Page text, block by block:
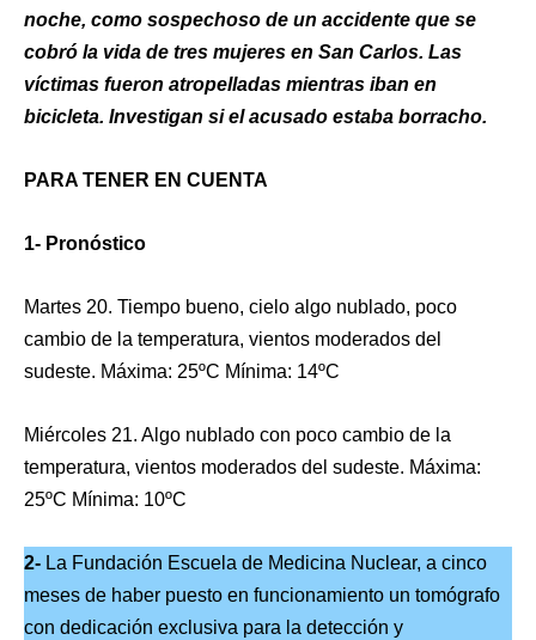
noche, como sospechoso de un accidente que se
cobró la vida de tres mujeres en San Carlos. Las
víctimas fueron atropelladas mientras iban en
bicicleta. Investigan si el acusado estaba borracho.
PARA TENER EN CUENTA
1- Pronóstico
Martes 20. Tiempo bueno, cielo algo nublado, poco
cambio de la temperatura, vientos moderados del
sudeste. Máxima: 25ºC Mínima: 14ºC
Miércoles 21. Algo nublado con poco cambio de la
temperatura, vientos moderados del sudeste. Máxima:
25ºC Mínima: 10ºC
2- La Fundación Escuela de Medicina Nuclear, a cinco
meses de haber puesto en funcionamiento un tomógrafo
con dedicación exclusiva para la detección y